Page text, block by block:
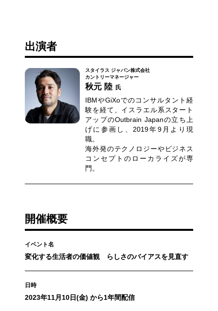
出演者
スタイラス ジャパン株式会社
カントリーマネージャー
秋元 陸 氏
IBMやGiXoでのコンサルタント経
験を経て、イスラエル系スタート
アップのOutbrain Japanの⽴ち上
げに参画し、2019年9⽉より現
職。
海外発のテクノロジーやビジネス
コンセプトのローカライズが専
⾨。
開催概要
イベント名
変化する生活者の価値観 らしさのバイアスを見直す
日時
2023年11月10日(金) から1年間配信